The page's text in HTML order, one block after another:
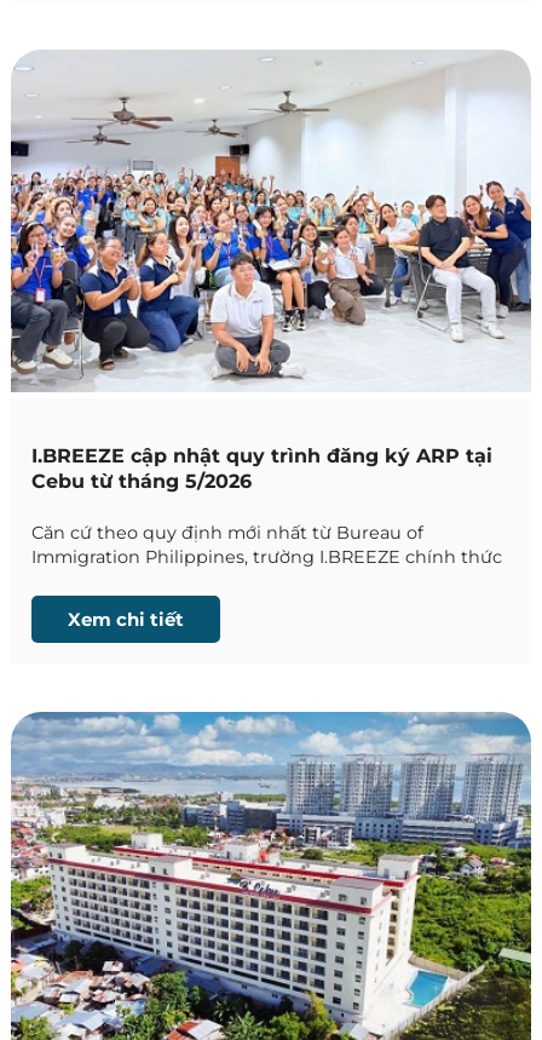
I.BREEZE cập nhật quy trình đăng ký ARP tại
Cebu từ tháng 5/2026
Căn cứ theo quy định mới nhất từ Bureau of
Immigration Philippines, trường I.BREEZE chính thức
Program) - Chương trình Đăng ký Người nước ngoài
dành cho học viên có thời gian lưu trú trên 8 tuần.
Xem chi tiết